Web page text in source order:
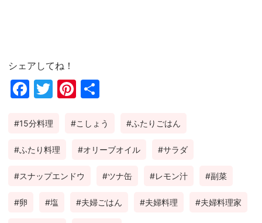
シェアしてね！
Fac
ok
Twi
Pin
est
15分料理 こしょう ふたりごはん
ふたり料理 オリーブオイル サラダ
スナップエンドウ ツナ缶 レモン汁 副菜
卵 塩 夫婦ごはん 夫婦料理 夫婦料理家